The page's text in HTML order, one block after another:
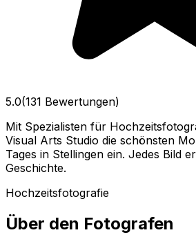
5.0(131 Bewertungen)
Mit Spezialisten für
Visual Arts Studio die schönsten
Tages in Stellingen ein. Jedes Bild
Geschichte.
Hochzeitsfotografie
Über den Fotografen